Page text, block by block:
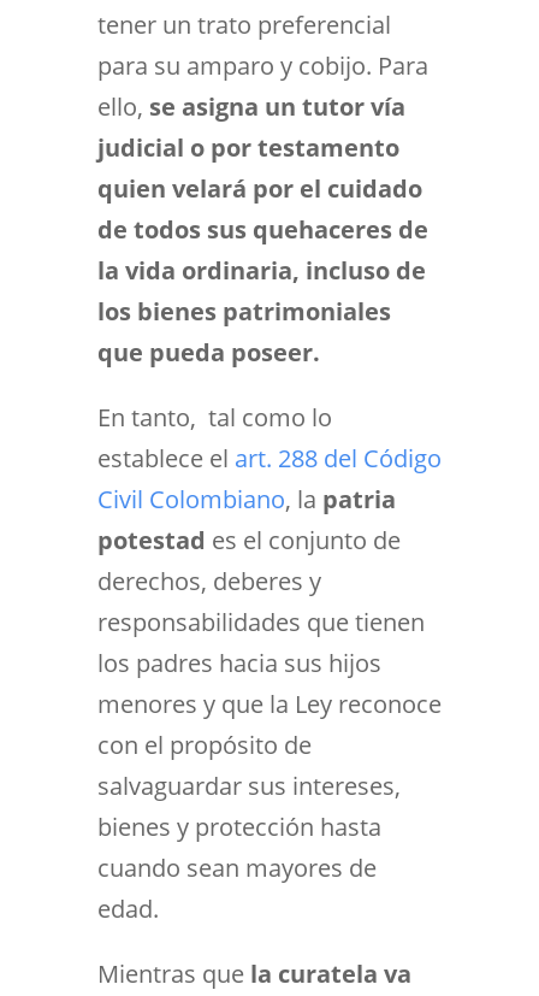
tener un trato preferencial
para su amparo y cobijo. Para
ello, se asigna un tutor vía
judicial o por testamento
quien velará por el cuidado
de todos sus quehaceres de
la vida ordinaria, incluso de
los bienes patrimoniales
que pueda poseer.
En tanto, tal como lo
establece el art. 288 del Código
Civil Colombiano, la patria
potestad es el conjunto de
derechos, deberes y
responsabilidades que tienen
los padres hacia sus hijos
menores y que la Ley reconoce
con el propósito de
salvaguardar sus intereses,
bienes y protección hasta
cuando sean mayores de
edad.
Mientras que la curatela va